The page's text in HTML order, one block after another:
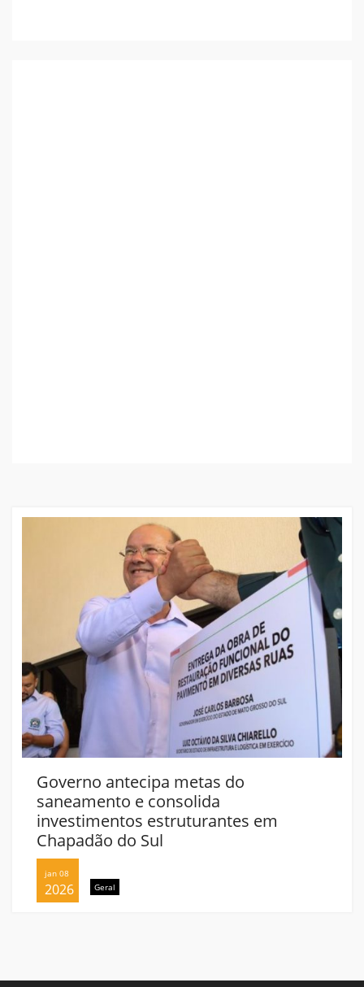
Governo antecipa metas do
saneamento e consolida
investimentos estruturantes em
Chapadão do Sul
jan 08
2026 Geral